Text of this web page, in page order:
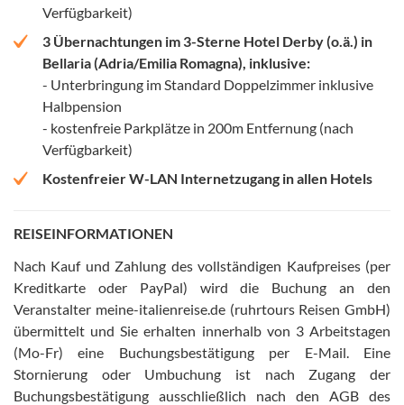
Verfügbarkeit)
3 Übernachtungen im 3-Sterne Hotel Derby (o.ä.) in
Bellaria (Adria/Emilia Romagna), inklusive:
- Unterbringung im Standard Doppelzimmer inklusive
Halbpension
- kostenfreie Parkplätze in 200m Entfernung (nach
Verfügbarkeit)
Kostenfreier W-LAN Internetzugang in allen Hotels
REISEINFORMATIONEN
Nach Kauf und Zahlung des vollständigen Kaufpreises (per
Kreditkarte oder PayPal) wird die Buchung an den
Veranstalter meine-italienreise.de (ruhrtours Reisen GmbH)
übermittelt und Sie erhalten innerhalb von 3 Arbeitstagen
(Mo-Fr) eine Buchungsbestätigung per E-Mail
Eine
Stornierung oder Umbuchung ist nach Zugang der
Buchungsbestätigung ausschließlich nach den AGB des